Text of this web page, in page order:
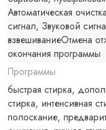
Автоматическая
сигнал, Звуковой
взвешиваниеОтмена
окончания программы
Программы
быстрая стирка,
стирка, интенсивная
полоскание,